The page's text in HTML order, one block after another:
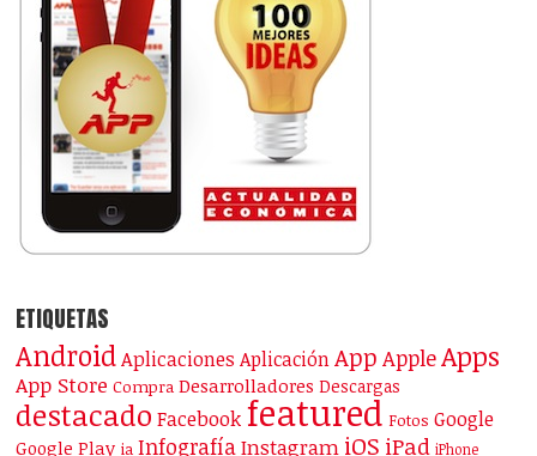
ETIQUETAS
Android Aplicaciones Aplicación App AppleApps
App Store Compra Desarrolladores Descargas
destacado Facebook featured Fotos Google
Google Play ia InfografíaInstagram iOS iPad iPhone